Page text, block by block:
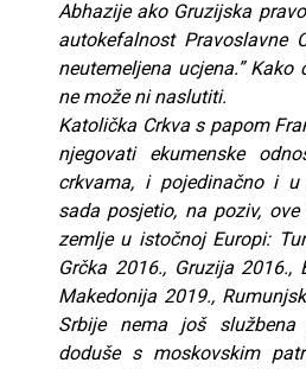
Abhazije ako Gruzijska
autokefalnost Pravoslavne
neutemeljena ucjena.”
ne može ni naslutiti.
Katolička Crkva s papom
njegovati ekumenske
crkvama, i pojedinačno i
sada posjetio, na poziv,
zemlje u istočnoj Europi:
Grčka 2016., Gruzija 2016.,
Makedonija 2019.,
Srbije nema još službena
doduše s moskovskim